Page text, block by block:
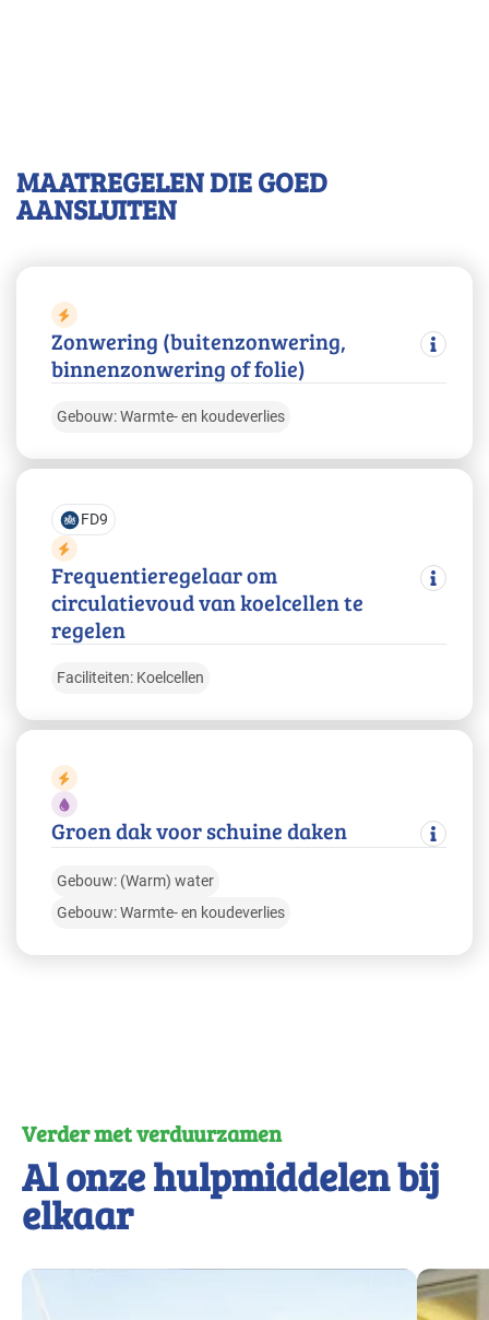
MAATREGELEN DIE GOED
AANSLUITEN
Zonwering (buitenzonwering,
binnenzonwering of folie)
Gebouw: Warmte- en koudeverlies
Frequentieregelaar om
circulatievoud van koelcellen te
regelen
Faciliteiten: Koelcellen
FD9
Groen dak voor schuine daken
Gebouw: (Warm) water
Gebouw: Warmte- en koudeverlies
Verder met verduurzamen
Al onze hulpmiddelen bij
elkaar